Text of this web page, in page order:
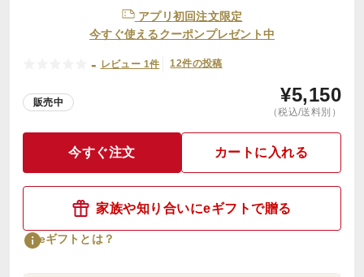
アプリ初回注文限定
今すぐ使えるクーポンプレゼント中
- レビュー 1件 12件の投稿
販売中 ¥5,150
（税込/送料別）
今すぐ注文 カートに入れる
家族や知り合いにeギフトで贈る
eギフトとは？